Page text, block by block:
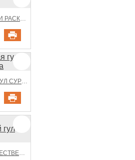
МИЛАЯ ГУЛ СУРЕТИ РАСКРАСКА
ДРАМАТИЧЕСКАЯ ГУЛ СУРЕТИ РАСКРАСКА
РАСКРАСКА ВЕЛИЧЕСТВЕННЫЙ ГУЛ СУРЕТИ